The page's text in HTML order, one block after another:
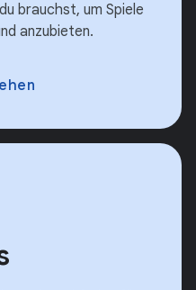
brauchst, um Spiele
anzubieten.